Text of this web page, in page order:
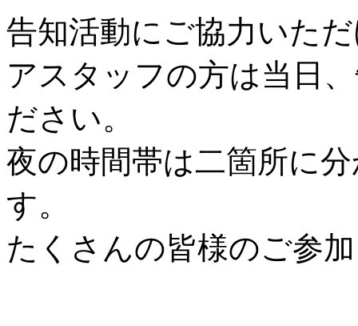
告知活動にご協力いた
アスタッフの方は当日
ださい。
夜の時間帯は二箇所に
す。
たくさんの皆様のご参